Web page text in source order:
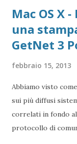
Mac OS X
una
GetNet 3
febbraio 15, 2013
Abbiamo visto
sui più diffusi
correlati in fondo
protocollo di